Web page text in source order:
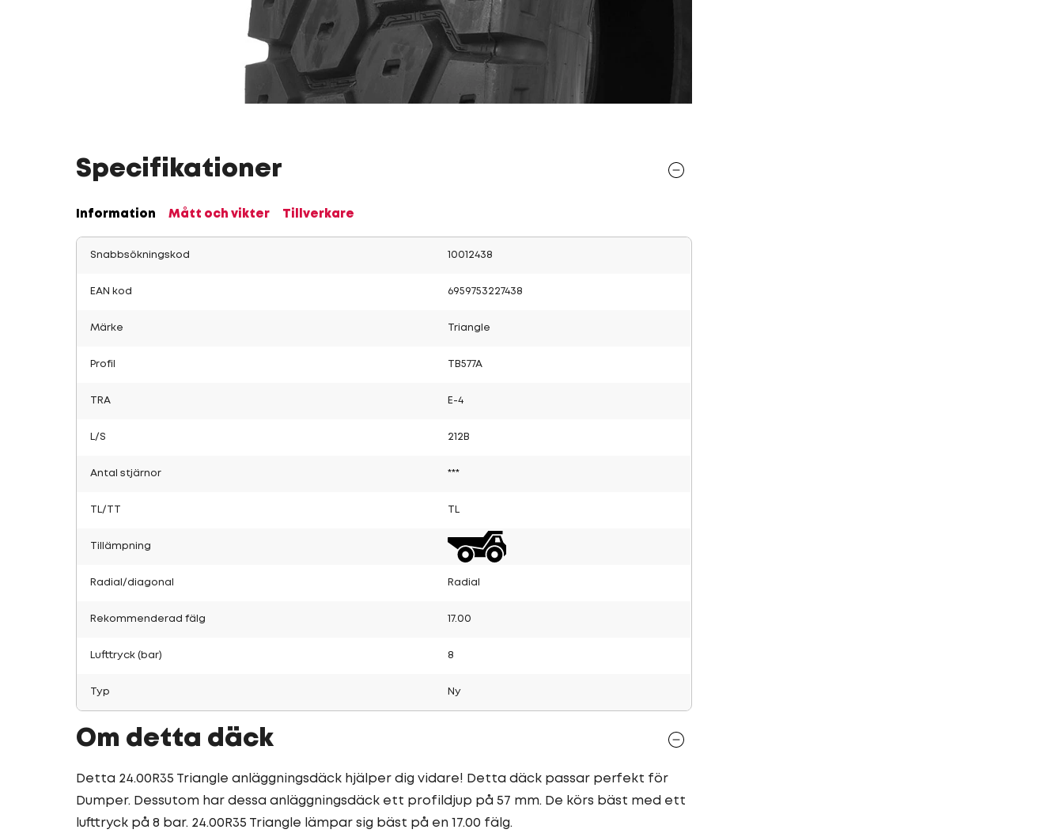
Specifikationer
Information Mått och vikter Tillverkare
Snabbsökningskod 10012438
EAN kod 6959753227438
Märke Triangle
Profil TB577A
TRA E-4
L/S 212B
Antal stjärnor ***
TL/TT
Tillämpning
Radial/diagonal Radial
Rekommenderad fälg 17.00
Lufttryck (bar) 8
Typ Ny
Om detta däck
Detta 24.00R35 Triangle anläggningsdäck hjälper dig vidare! Detta däck passar perfekt för
Dumper. Dessutom har dessa anläggningsdäck ett profildjup på 57 mm. De körs bäst med ett
lufttryck på 8 bar. 24.00R35 Triangle lämpar sig bäst på en 17.00 fälg.